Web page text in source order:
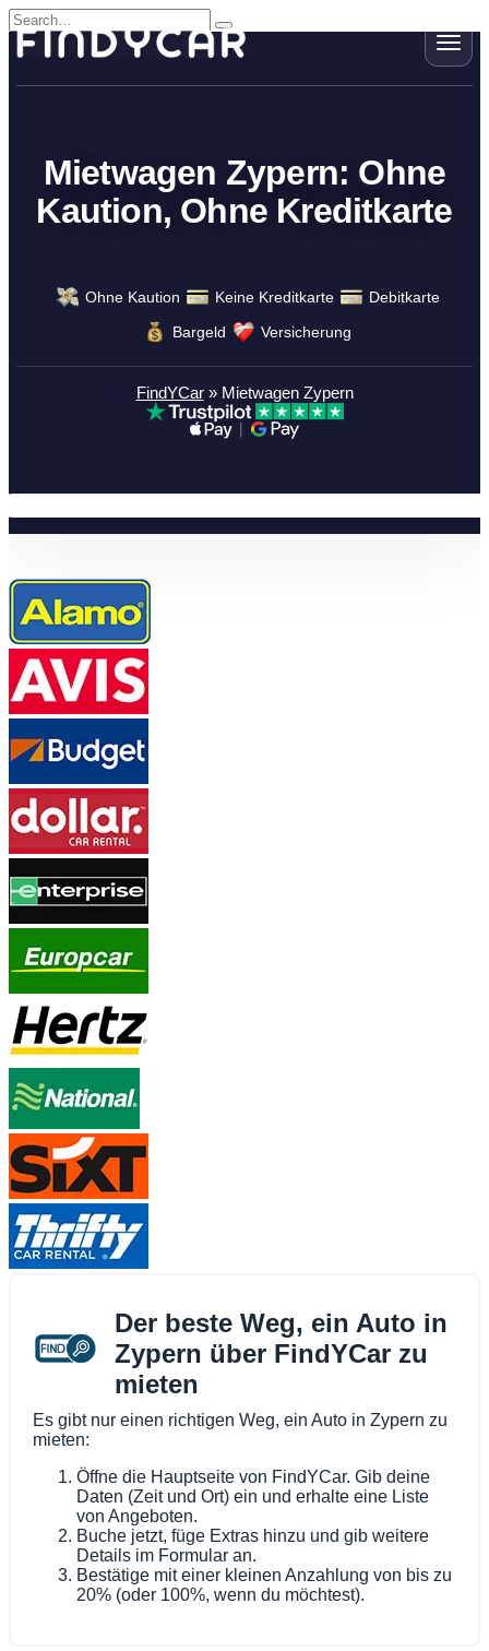
Skip
to
content
Search
for:
Mietwagen Zypern: Ohne
Kaution, Ohne Kreditkarte
Ohne Kaution Keine Kreditkarte
Debitkarte
Bargeld
Versicherung
FindYCar » Mietwagen Zypern
Der beste Weg, ein Auto in
Zypern über FindYCar zu
mieten
Es gibt nur einen richtigen Weg, ein Auto in Zypern zu
mieten:
Öffne die Hauptseite von FindYCar. Gib deine
Daten (Zeit und Ort) ein und erhalte eine Liste
von Angeboten.
Buche jetzt, füge Extras hinzu und gib weitere
Details im Formular an.
Bestätige mit einer kleinen Anzahlung von bis zu
20% (oder 100%, wenn du möchtest).